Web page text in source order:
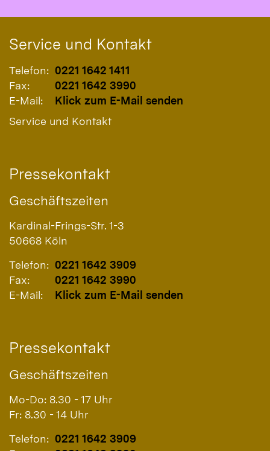
Service und Kontakt
Telefon: 0221 1642 1411
Fax:
0221 1642 3990
E-Mail:
Klick zum E-Mail senden
Service und Kontakt
Pressekontakt
Geschäftszeiten
Kardinal-Frings-Str. 1-3
50668 Köln
Telefon: 0221 1642 3909
Fax:
0221 1642 3990
E-Mail:
Klick zum E-Mail senden
Pressekontakt
Geschäftszeiten
Mo-Do: 8.30 - 17 Uhr
Fr: 8.30 - 14 Uhr
Telefon: 0221 1642 3909